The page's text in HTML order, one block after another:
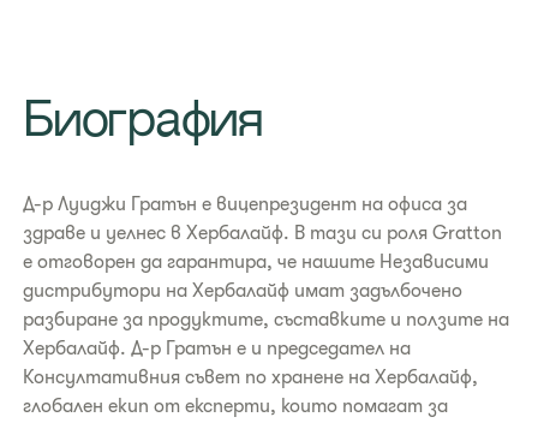
Биография
Д-р Луиджи Гратън е вицепрезидент на офиса за
здраве и уелнес в Хербалайф. В тази си роля Gratton
е отговорен да гарантира, че нашите Независими
дистрибутори на Хербалайф имат задълбочено
разбиране за продуктите, съставките и ползите на
Хербалайф. Д-р Гратън е и председател на
Консултативния съвет по хранене на Хербалайф,
глобален екип от експерти, които помагат за